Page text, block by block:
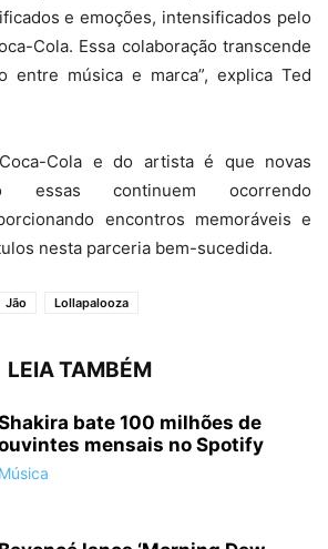
e emoções, intensificados pelo
Cola. Essa colaboração transcende
entre música e marca”, explica Ted
Cola e do artista é que novas
essas continuem ocorrendo
encontros memoráveis e
nesta parceria bem-sucedida.
Jão Lollapalooza
LEIA TAMBÉM
bate 100 milhões de
mensais no Spotify
Música